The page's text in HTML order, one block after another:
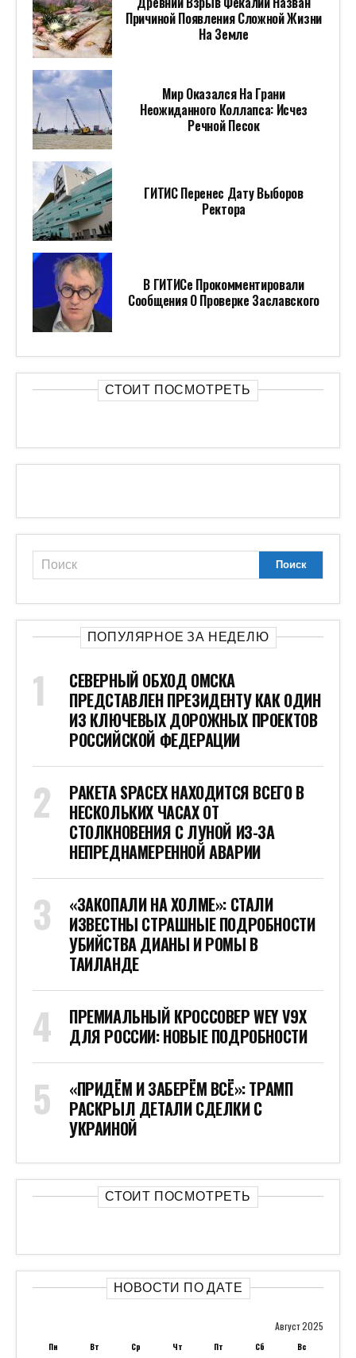
Причиной Появления Сложной Жизни
На Земле
Мир Оказался На Грани
Неожиданного Коллапса: Исчез
Речной Песок
ГИТИС Перенес Дату Выборов
Ректора
В ГИТИСе Прокомментировали
Сообщения О Проверке Заславского
СТОИТ ПОСМОТРЕТЬ
ПОПУЛЯРНОЕ ЗА НЕДЕЛЮ
СЕВЕРНЫЙ ОБХОД ОМСКА
ПРЕДСТАВЛЕН ПРЕЗИДЕНТУ КАК ОДИН
ИЗ КЛЮЧЕВЫХ ДОРОЖНЫХ ПРОЕКТОВ
РОССИЙСКОЙ ФЕДЕРАЦИИ
РАКЕТА SPACEX НАХОДИТСЯ ВСЕГО В
НЕСКОЛЬКИХ ЧАСАХ ОТ
СТОЛКНОВЕНИЯ С ЛУНОЙ ИЗ-ЗА
НЕПРЕДНАМЕРЕННОЙ АВАРИИ
«ЗАКОПАЛИ НА ХОЛМЕ»: СТАЛИ
ИЗВЕСТНЫ СТРАШНЫЕ ПОДРОБНОСТИ
УБИЙСТВА ДИАНЫ И РОМЫ В
ТАИЛАНДЕ
ПРЕМИАЛЬНЫЙ КРОССОВЕР WEY V9X
ДЛЯ РОССИИ: НОВЫЕ ПОДРОБНОСТИ
«ПРИДЁМ И ЗАБЕРЁМ ВСЁ»: ТРАМП
РАСКРЫЛ ДЕТАЛИ СДЕЛКИ С
УКРАИНОЙ
СТОИТ ПОСМОТРЕТЬ
НОВОСТИ ПО ДАТЕ
Август 2025
Пн Вт Ср Чт Пт Сб Вс